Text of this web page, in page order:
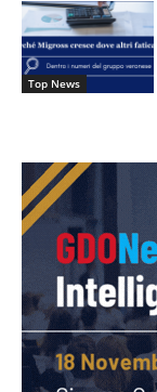
Top News